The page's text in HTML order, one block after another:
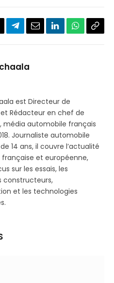
Partager
Telegram
EmailLinkedInWhatsApp
est Directeur de
Rédacteur en chef de
média automobile français
Journaliste automobile
14 ans, il couvre l’actualité
et européenne,
sur les essais, les
constructeurs,
et les technologies